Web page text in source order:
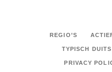
REGIO’S
TYPISCH DUITS
PRIVACY